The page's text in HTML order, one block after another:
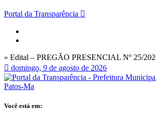
Portal da Transparência
» Edital – PREGÃO PRESENCIAL Nº 25/
domingo, 9 de agosto de 2026
Você está em: